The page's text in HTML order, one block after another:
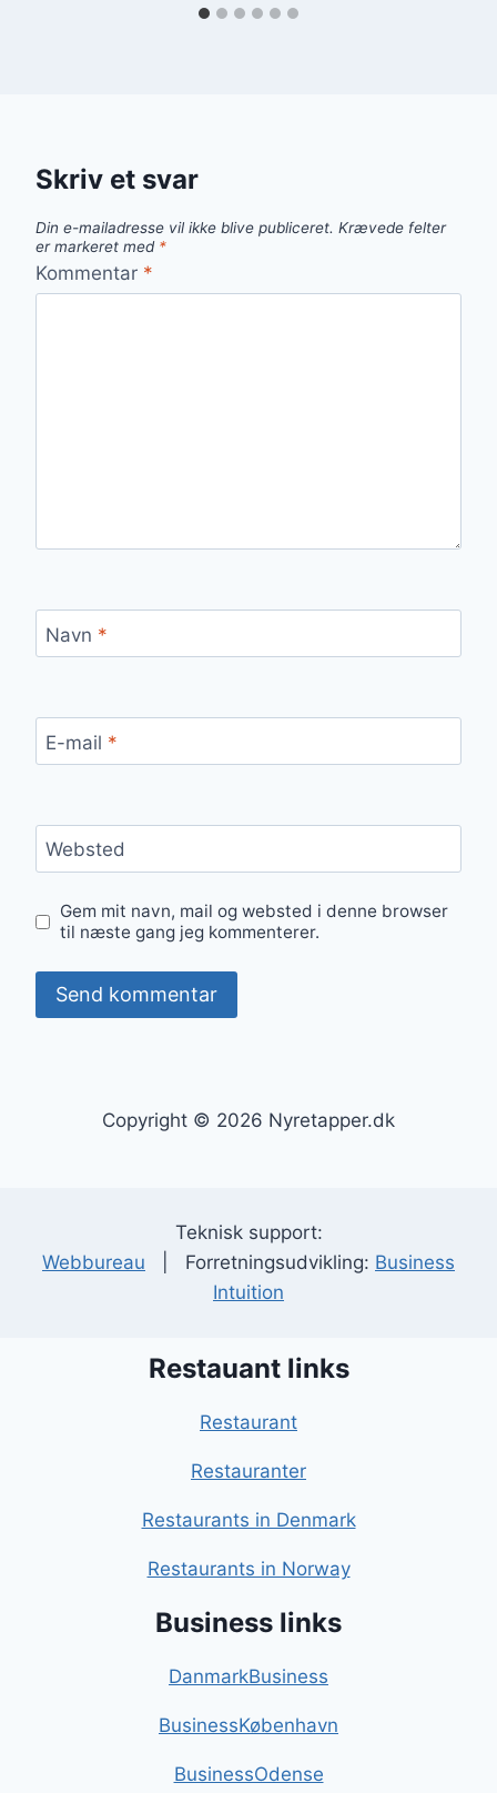
Skriv et svar
Din e-mailadresse vil ikke blive publiceret. Krævede felter
er markeret med *
Kommentar *
Navn *
E-mail *
Websted
Gem mit navn, mail og websted i denne browser
til næste gang jeg kommenterer.
Copyright © 2026 Nyretapper.dk
Teknisk support:
Webbureau | Forretningsudvikling: Business
Intuition
Restauant links
Restaurant
Restauranter
Restaurants in Denmark
Restaurants in Norway
Business links
DanmarkBusiness
BusinessKøbenhavn
BusinessOdense